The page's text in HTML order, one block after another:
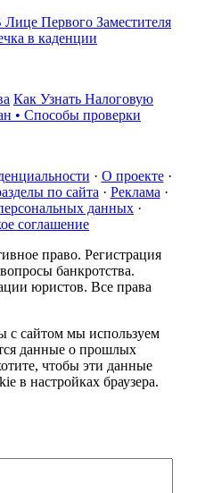
Лице Первого Заместителя
в каденции
Как Узнать Налоговую
• Способы проверки
· О проекте·
по сайта · Реклама ·
данных ·
соглашение
право. Регистрация
банкротства.
юристов. Все права
с сайтом мы используем
данные о прошлых
чтобы эти данные
в настройках браузера.